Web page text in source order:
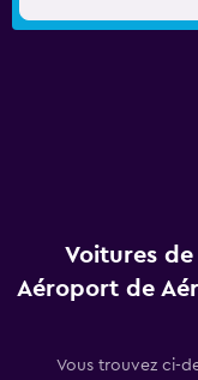
Voitures
Aéroport de
Vous trouvez ci-